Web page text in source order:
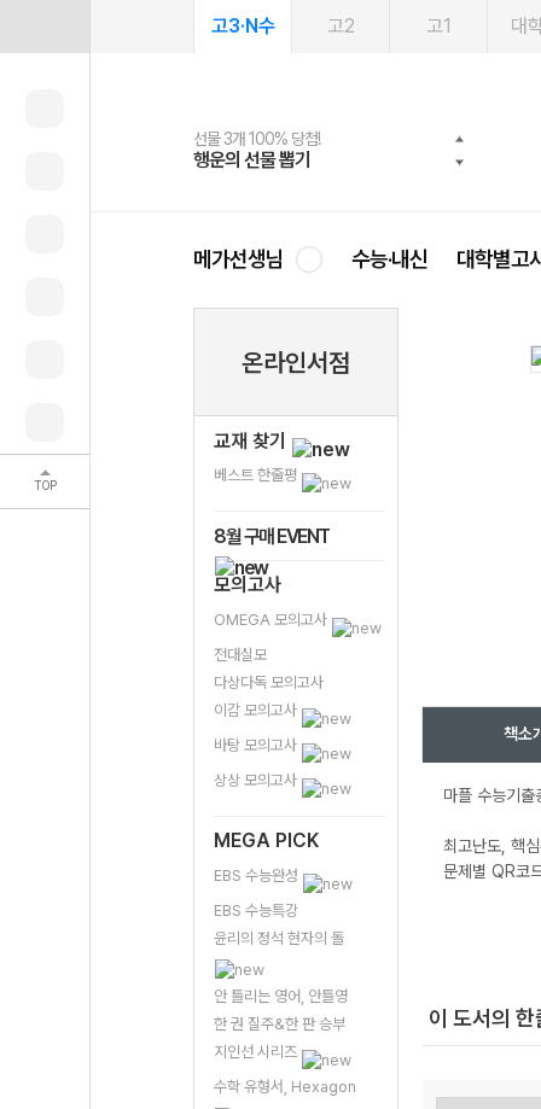
TOP
고3·N수 고2 고1 대
선물 3개 100% 당첨!
행운의 선물 뽑기
선물 100% 증정!
메가스터디 X 올리브
여름방학 스터디 캐시백
메가런 썸머스쿨
2027 러셀 단과
강사 공개선발
스마트러닝앱
설문 EVENT
메가패스
3일 무료 체험권
메가패스 수강생 무료혜택!
메가클럽 멤버십
사회공헌 캠페인
희망이룸 메가나눔
메가선생님 수능·내신 대학별고
온라인서점
교재 찾기
베스트 한줄평
8월 구매 EVENT
모의고사
OMEGA 모의고사
전대실모
다상다독 모의고사
이감 모의고사
바탕 모의고사
상상 모의고사
MEGA PICK
EBS 수능완성
EBS 수능특강
윤리의 정석 현자의 돌
안 틀리는 영어, 안틀영
한 권 질주&한 판 승부
지인선 시리즈
수학 유형서, Hexagon
책소
마플 수능기
최고난도, 핵
문제별 QR코
이 도서의 한